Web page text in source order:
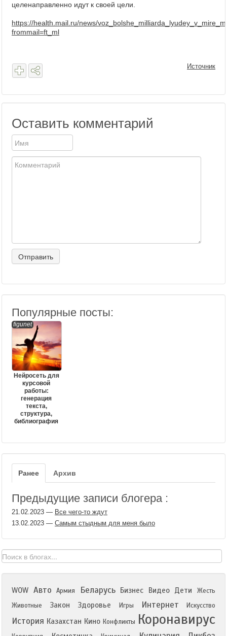
целенаправленно идут к своей цели.
https://health.mail.ru/news/
frommail=ft_ml
Источник
Оставить комментарий
Популярные посты:
figunet
Нейросеть для
курсовой
работы:
генерация
текста,
структура,
библиография
Ранее Архив
Предыдущие записи блогера :
21.02.2023 — Все чего-то ждут
13.02.2023 — Самым стыдным для меня было
WOW Авто Армия Беларусь Бизнес Видео Дети
Жесть
Животные
Закон Здоровье Игры Интернет Искусство
История Казахстан Кино Конфликты Коронавирус